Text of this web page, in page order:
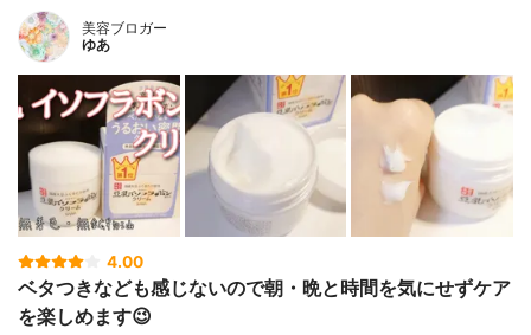
美容ブロガー
ゆあ
4.00
ベタつきなども感じないので朝・晩と時間を気にせずケア
を楽しめます😉